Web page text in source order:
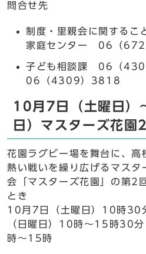
問合せ先
制度・里親会に関するこ
家庭センター 06（
子ども相談課 06（
06（4309）3818
10月7日（土曜日）
日）マスターズ花
花園ラグビー場を舞台に、
熱い戦いを繰り広げるマスタ
会「マスターズ花園」の第2
とき
10月7日（土曜日）10時30
（日曜日）10時～15時30
時～15時